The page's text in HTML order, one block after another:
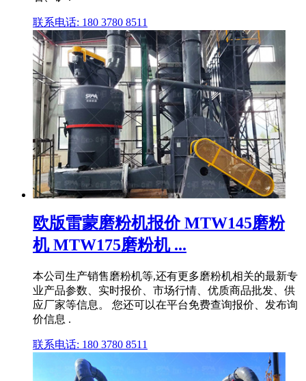
联系电话: 180 3780 8511
欧版雷蒙磨粉机报价 MTW145磨粉
机 MTW175磨粉机 ...
本公司生产销售磨粉机等,还有更多磨粉机相关的最新专
业产品参数、实时报价、市场行情、优质商品批发、供
应厂家等信息。 您还可以在平台免费查询报价、发布询
价信息 .
联系电话: 180 3780 8511